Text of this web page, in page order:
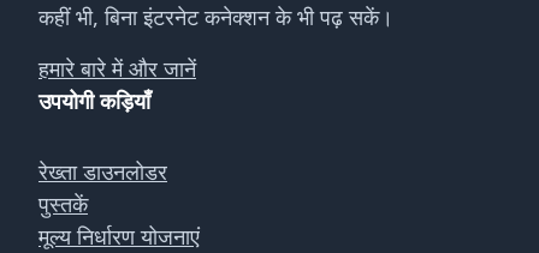
कहीं भी, बिना इंटरनेट कनेक्शन के भी पढ़ सकें।
हमारे बारे में और जानें
उपयोगी कड़ियाँ
रेख्ता डाउनलोडर
पुस्तकें
मूल्य निर्धारण योजनाएं